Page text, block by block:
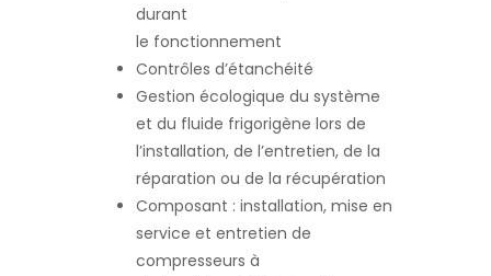
durant
le fonctionnement
Contrôles d’étanchéité
Gestion écologique du système
et du fluide frigorigène lors de
l’installation, de l’entretien, de la
réparation ou de la récupération
Composant : installation, mise en
service et entretien de
compresseurs à